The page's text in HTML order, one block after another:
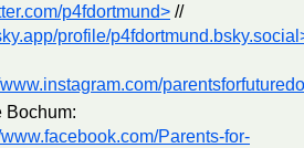
p4fdortmund> //
profile/
Bochum:
Parents-for-